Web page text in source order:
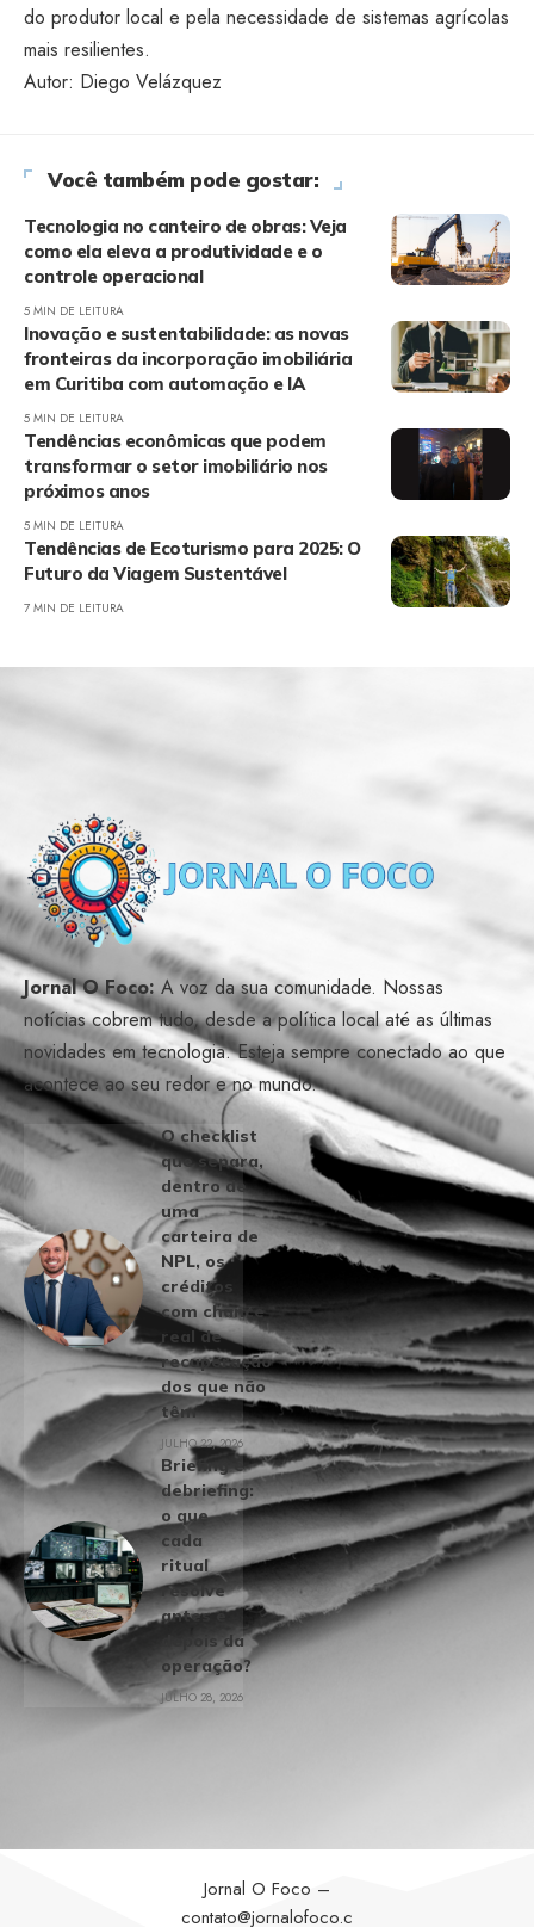
do produtor local e pela necessidade de sistemas agrícolas
mais resilientes.
Autor: Diego Velázquez
Você também pode gostar:
Tecnologia no canteiro de obras: Veja
como ela eleva a produtividade e o
controle operacional
5 MIN DE LEITURA
Inovação e sustentabilidade: as novas
fronteiras da incorporação imobiliária
em Curitiba com automação e IA
5 MIN DE LEITURA
Tendências econômicas que podem
transformar o setor imobiliário nos
próximos anos
5 MIN DE LEITURA
Tendências de Ecoturismo para 2025: O
Futuro da Viagem Sustentável
7 MIN DE LEITURA
Jornal O Foco: A voz da sua comunidade. Nossas
notícias cobrem tudo, desde a política local até as últimas
novidades em tecnologia. Esteja sempre conectado ao que
acontece ao seu redor e no mundo.
O checklist
que separa,
dentro de
uma
carteira de
NPL, os
créditos
com chance
real de
recuperação
dos que não
têm
JULHO 22, 2026
Briefing e
debriefing:
o que
cada
ritual
resolve
antes e
depois da
operação?
JULHO 28, 2026
Jornal O Foco –
contato@jornalofoco.c